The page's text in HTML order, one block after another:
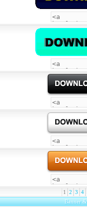
1 2 3 4
Banner